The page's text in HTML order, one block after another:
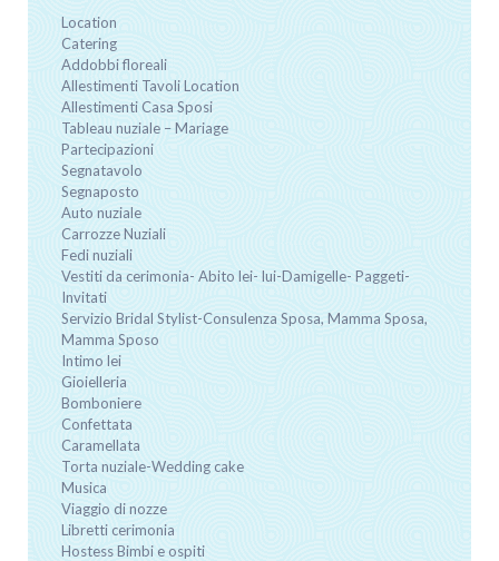
Location
Catering
Addobbi floreali
Allestimenti Tavoli Location
Allestimenti Casa Sposi
Tableau nuziale – Mariage
Partecipazioni
Segnatavolo
Segnaposto
Auto nuziale
Carrozze Nuziali
Fedi nuziali
Vestiti da cerimonia- Abito lei- lui-Damigelle- Paggeti-
Invitati
Servizio Bridal Stylist-Consulenza Sposa, Mamma Sposa,
Mamma Sposo
Intimo lei
Gioielleria
Bomboniere
Confettata
Caramellata
Torta nuziale-Wedding cake
Musica
Viaggio di nozze
Libretti cerimonia
Hostess Bimbi e ospiti